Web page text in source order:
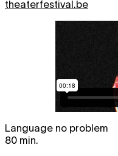
theaterfestival.be
Language no problem
80 min.